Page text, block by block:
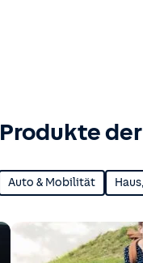
Produkte der
Auto & Mobilität